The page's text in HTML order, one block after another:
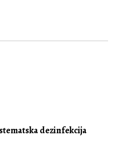
dezinfekcija